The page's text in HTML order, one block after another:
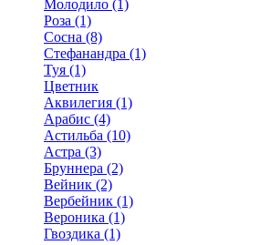
Молодило (1)
Роза (1)
Сосна (8)
Стефанандра (1)
Туя (1)
Цветник
Аквилегия (1)
Арабис (4)
Астильба (10)
Астра (3)
Бруннера (2)
Вейник (2)
Вербейник (1)
Вероника (1)
Гвоздика (1)